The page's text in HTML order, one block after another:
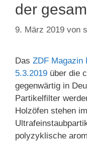
der
9. März 2019 von
Das ZDF Magazin
5.3.2019 über die
gegenwärtig in
Partikelfilter
Holzöfen stehen
polyzyklische